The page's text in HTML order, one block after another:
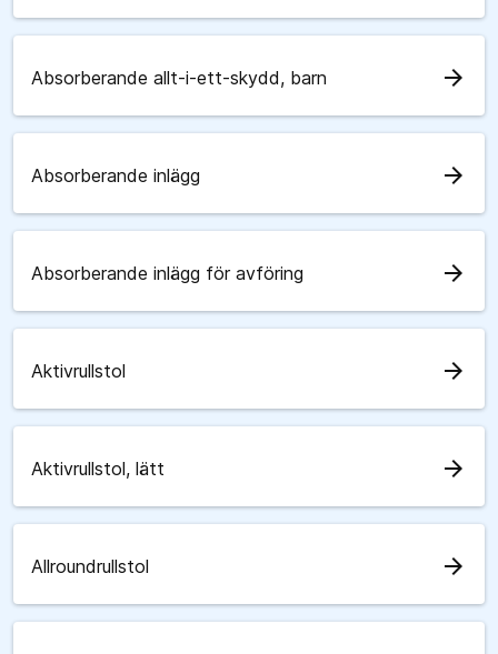
Absorberande allt-i-ett-skydd, barn arrow_forward
Absorberande inlägg arrow_forward
Absorberande inlägg för avföring arrow_forward
Aktivrullstol arrow_forward
Aktivrullstol, lätt arrow_forward
Allroundrullstol arrow_forward